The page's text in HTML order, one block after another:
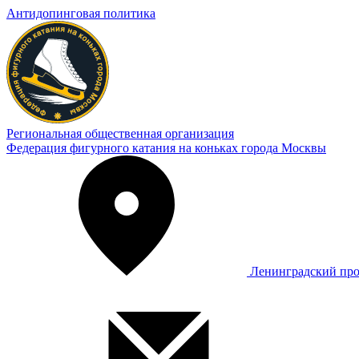
Антидопинговая политика
Региональная общественная организация
Федерация фигурного катания на коньках города Москвы
Ленинградский